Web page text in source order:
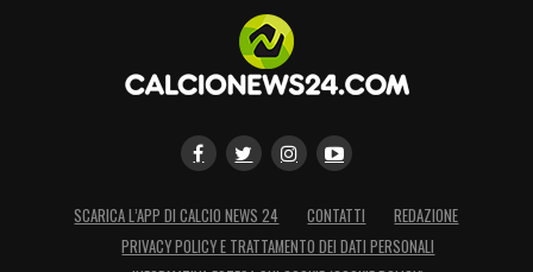
SCARICA L’APP DI CALCIO NEWS 24 CONTATTI
REDAZIONE
PRIVACY POLICY E TRATTAMENTO DEI DATI PERSONALI